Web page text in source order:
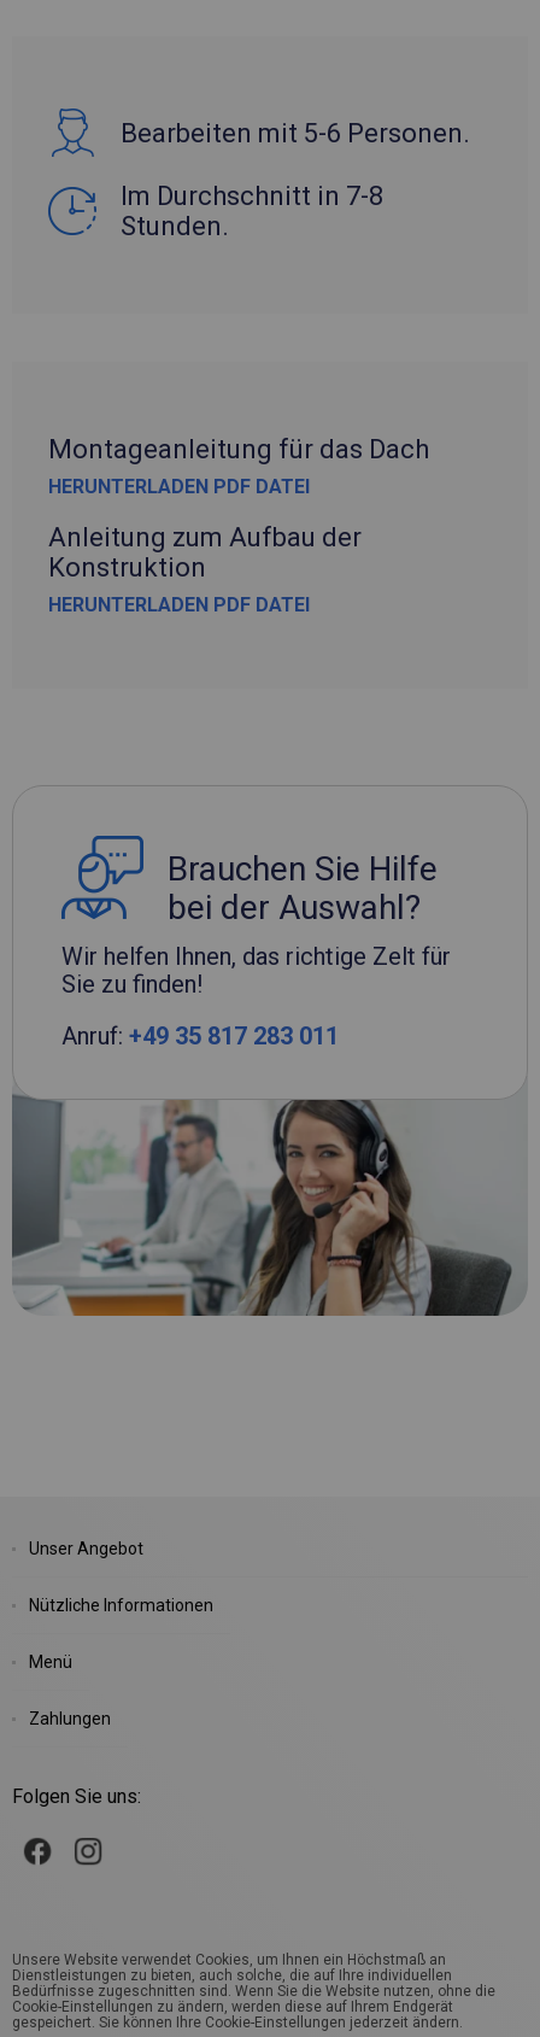
Bearbeiten mit 5-6 Personen.
Im Durchschnitt in 7-8
Stunden.
Montageanleitung für das Dach
HERUNTERLADEN PDF DATEI
Anleitung zum Aufbau der
Konstruktion
HERUNTERLADEN PDF DATEI
Brauchen Sie Hilfe
bei der Auswahl?
Wir helfen Ihnen, das richtige Zelt für
Sie zu finden!
Anruf: +49 35 817 283 011
Unser Angebot
Nützliche Informationen
Menü
Zahlungen
Folgen Sie uns:
Unsere Website verwendet Cookies, um Ihnen ein Höchstmaß an
Dienstleistungen zu bieten, auch solche, die auf Ihre individuellen
Bedürfnisse zugeschnitten sind. Wenn Sie die Website nutzen, ohne die
Cookie-Einstellungen zu ändern, werden diese auf Ihrem Endgerät
gespeichert. Sie können Ihre Cookie-Einstellungen jederzeit ändern.